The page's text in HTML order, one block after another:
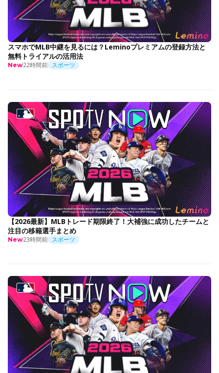
スマホでMLB中継を見るには？Leminoプレミアムの登録方法と
無料トライアルの活用法
New22時間前 スポーツ
【2026最新】MLBトレード期限終了！大補強に成功したチームと
注目の移籍選手まとめ
New23時間前 スポーツ